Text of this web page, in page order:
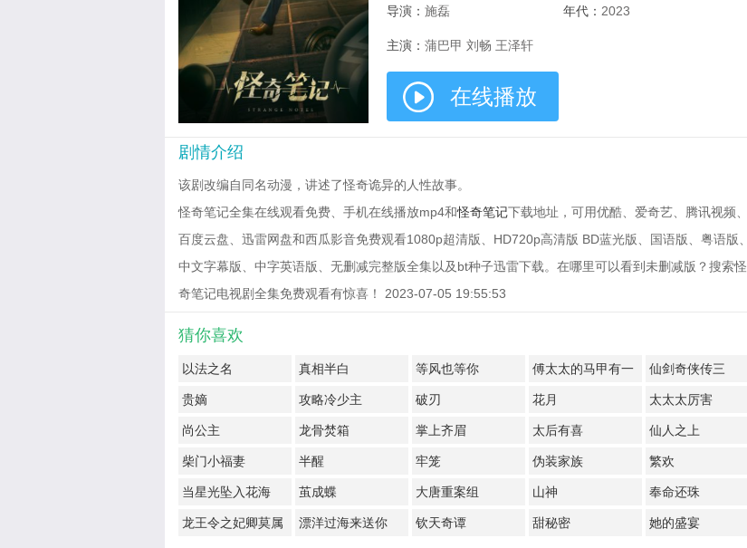
导演： 施磊 年代： 2023
主演： 蒲巴甲 刘畅 王泽轩
在线播放
剧情介绍
该剧改编自同名动漫，讲述了怪奇诡异的人性故事。
怪奇笔记全集在线观看免费、手机在线播放mp4和怪奇笔记下载地址，可用优酷、爱奇艺、腾讯视频、
百度云盘、迅雷网盘和西瓜影音免费观看1080p超清版、HD720p高清版 BD蓝光版、国语版、粤语版、
中文字幕版、中字英语版、无删减完整版全集以及bt种子迅雷下载。在哪里可以看到未删减版？搜索怪
奇笔记电视剧全集免费观看有惊喜！ 2023-07-05 19:55:53
猜你喜欢
以法之名 真相半白 等风也等你
傅太太的马甲有一
点多
仙剑奇侠传三
贵嫡 攻略冷少主 破刃 花月 太太太厉害
尚公主 龙骨焚箱 掌上齐眉 太后有喜 仙人之上
柴门小福妻 半醒 牢笼 伪装家族 繁欢
当星光坠入花海 茧成蝶 大唐重案组 山神 奉命还珠
龙王令之妃卿莫属 漂洋过海来送你 钦天奇谭 甜秘密 她的盛宴